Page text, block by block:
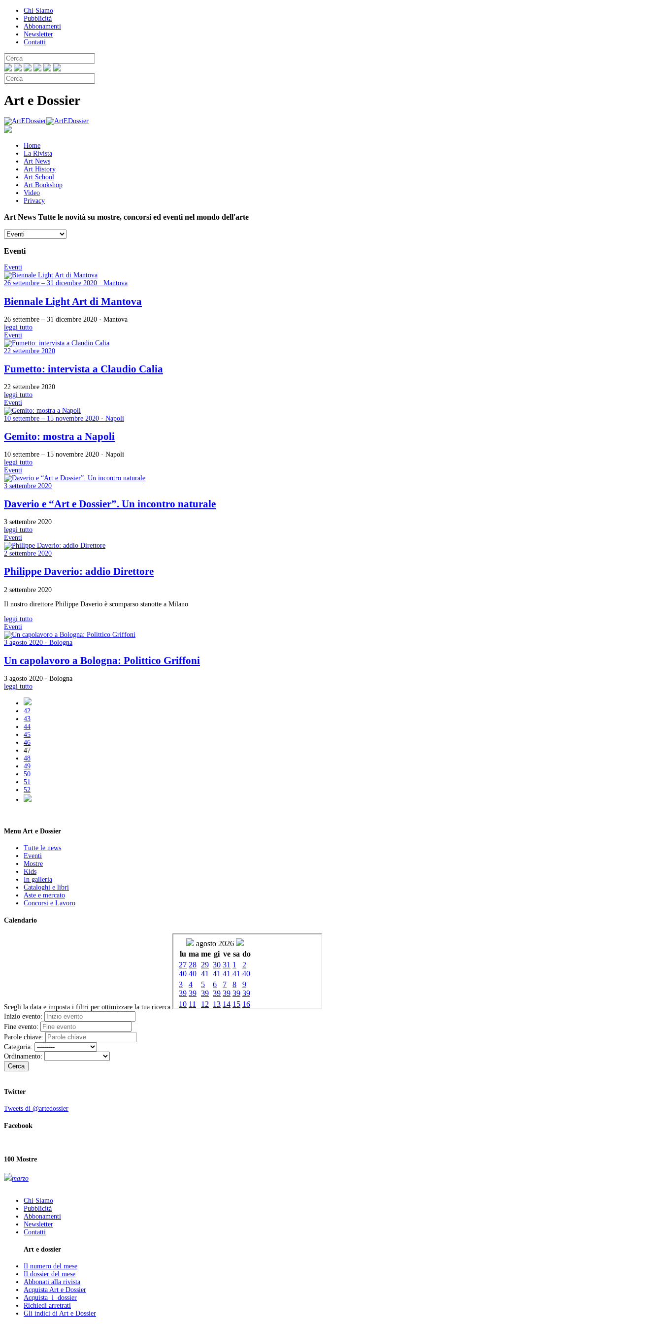
Chi Siamo
Pubblicità
Abbonamenti
Newsletter
Contatti
Art e Dossier
Home
La Rivista
Art News
Art History
Art School
Art Bookshop
Video
Privacy
Art News Tutte le novità su mostre, concorsi ed eventi nel mondo dell'arte
Eventi
Eventi
26 settembre – 31 dicembre 2020 · Mantova
Biennale Light Art di Mantova
26 settembre – 31 dicembre 2020 · Mantova
leggi tutto
Eventi
22 settembre 2020
Fumetto: intervista a Claudio Calia
22 settembre 2020
leggi tutto
Eventi
10 settembre – 15 novembre 2020 · Napoli
Gemito: mostra a Napoli
10 settembre – 15 novembre 2020 · Napoli
leggi tutto
Eventi
3 settembre 2020
Daverio e “Art e Dossier”. Un incontro naturale
3 settembre 2020
leggi tutto
Eventi
2 settembre 2020
Philippe Daverio: addio Direttore
2 settembre 2020
Il nostro direttore Philippe Daverio è scomparso stanotte a Milano
leggi tutto
Eventi
3 agosto 2020 · Bologna
Un capolavoro a Bologna: Polittico Griffoni
3 agosto 2020 · Bologna
leggi tutto
42
43
44
45
46
47
48
49
50
51
52
Menu Art e Dossier
Tutte le news
Eventi
Mostre
Kids
In galleria
Cataloghi e libri
Aste e mercato
Concorsi e Lavoro
Calendario
Scegli la data e imposta i filtri per ottimizzare la tua ricerca
Inizio evento:
Fine evento:
Parole chiave:
Categoria:
Ordinamento:
Cerca
Twitter
Tweets di @artedossier
Facebook
100 Mostre
marzo
Chi Siamo
Pubblicità
Abbonamenti
Newsletter
Contatti
Art e dossier
Il numero del mese
Il dossier del mese
Abbonati alla rivista
Acquista Art e Dossier
Acquista i dossier
Richiedi arretrati
Gli indici di Art e Dossier